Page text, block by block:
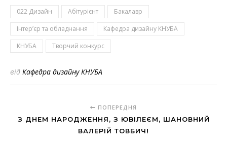
022 Дизайн Абітурієнт
Бакалавр
Інтер’єр та обладнання
Кафедра дизайну КНУБА
КНУБА
Творчий конкурс
від Кафедра дизайну КНУБА
ПОПЕРЕДНЯ
З ДНЕМ НАРОДЖЕННЯ, З ЮВІЛЕЄМ, ШАНОВНИЙ
ВАЛЕРІЙ ТОВБИЧ!